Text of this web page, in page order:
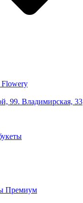
99. Владимирская, 33
Премиум